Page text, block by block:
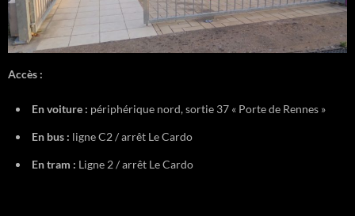
Accès :
En voiture : périphérique nord, sortie 37 « Porte de Rennes »
En bus : ligne C2 / arrêt Le Cardo
En tram : Ligne 2 / arrêt Le Cardo